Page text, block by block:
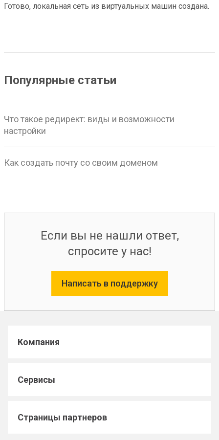
Готово, локальная сеть из виртуальных машин создана.
Популярные статьи
Что такое редирект: виды и возможности
настройки
Как создать почту со своим доменом
Если вы не нашли ответ,
спросите у нас!
Написать в поддержку
Компания
Сервисы
Страницы партнеров